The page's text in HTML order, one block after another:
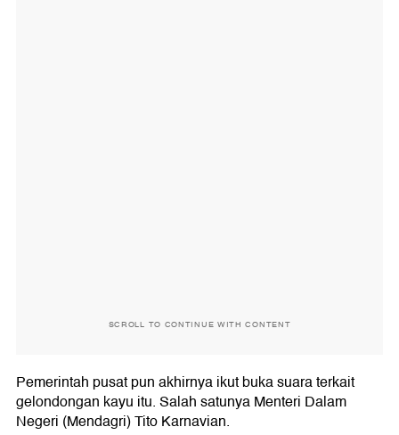
SCROLL TO CONTINUE WITH CONTENT
Pemerintah pusat pun akhirnya ikut buka suara terkait
gelondongan kayu itu. Salah satunya Menteri Dalam
Negeri (Mendagri) Tito Karnavian.